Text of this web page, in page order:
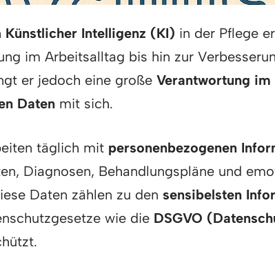
Künstlicher Intelligenz (KI) in der Pflege
im Arbeitsalltag bis hin zur
er jedoch eine große Verantwortung
Datenmit sich.
täglich mit personenbezogenen
Diagnosen, Behandlungspläne und
Daten zählen zu den sensibelsten
wie die DSGVO